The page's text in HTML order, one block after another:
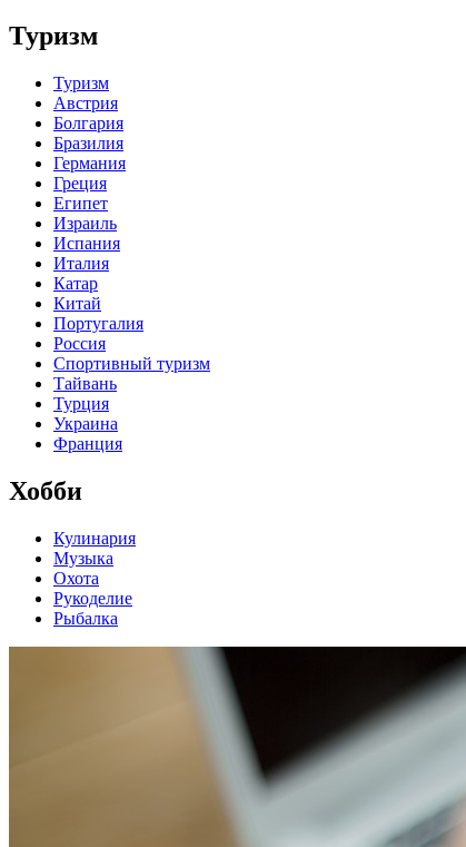
Туризм
Туризм
Австрия
Болгария
Бразилия
Германия
Греция
Египет
Израиль
Испания
Италия
Катар
Китай
Португалия
Россия
Спортивный туризм
Тайвань
Турция
Украина
Франция
Хобби
Кулинария
Музыка
Охота
Рукоделие
Рыбалка